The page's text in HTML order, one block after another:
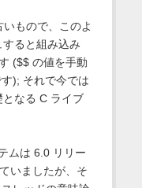
もので、このよ
ると組み込み
($$ の値を手動
); それで今では
となる C ライブ
ムは 6.0 リリー
いましたが、そ